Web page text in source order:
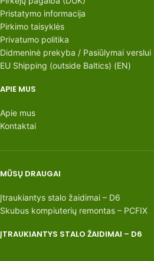
Pristatymo informacija
Pirkimo taisyklės
Privatumo politika
Didmeninė prekyba / Pasiūlymai verslui
EU Shipping (outside Baltics) (EN)
APIE MUS
Apie mus
Kontaktai
MŪSŲ DRAUGAI
Įtraukiantys stalo žaidimai – D6
Skubus kompiuterių remontas – PCFIX
ĮTRAUKIANTYS STALO ŽAIDIMAI – D6